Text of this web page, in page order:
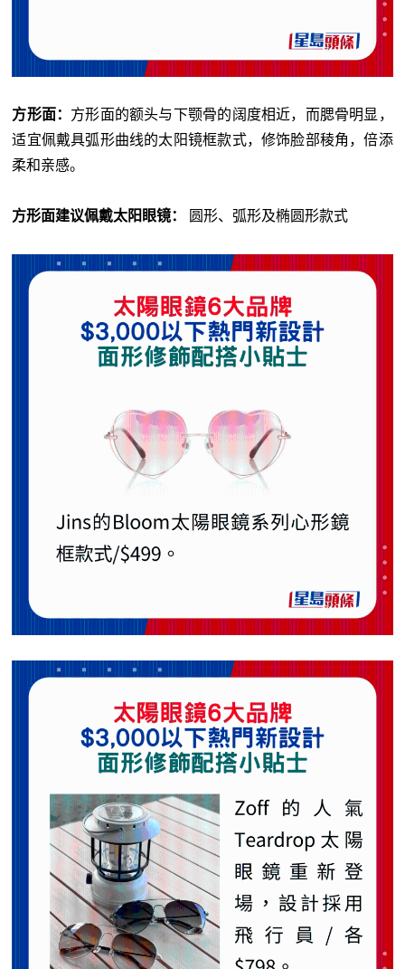
方形面： 方形面的额头与下颚骨的阔度相近，而腮骨明显，
适宜佩戴具弧形曲线的太阳镜框款式，修饰脸部稜角，倍添
柔和亲感。
方形面建议佩戴太阳眼镜： 圆形、弧形及椭圆形款式